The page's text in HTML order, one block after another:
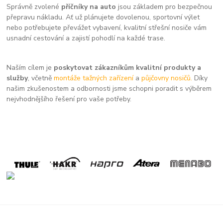
Správně zvolené příčníky na auto jsou základem pro bezpečnou
přepravu nákladu. Ať už plánujete dovolenou, sportovní výlet
nebo potřebujete převážet vybavení, kvalitní střešní nosiče vám
usnadní cestování a zajistí pohodlí na každé trase.
Naším cílem je poskytovat zákazníkům kvalitní produkty a
služby, včetněmontáže tažných zařízení apůjčovny nosičů. Díky
našim zkušenostem a odbornosti jsme schopni poradit s výběrem
nejvhodnějšího řešení pro vaše potřeby.